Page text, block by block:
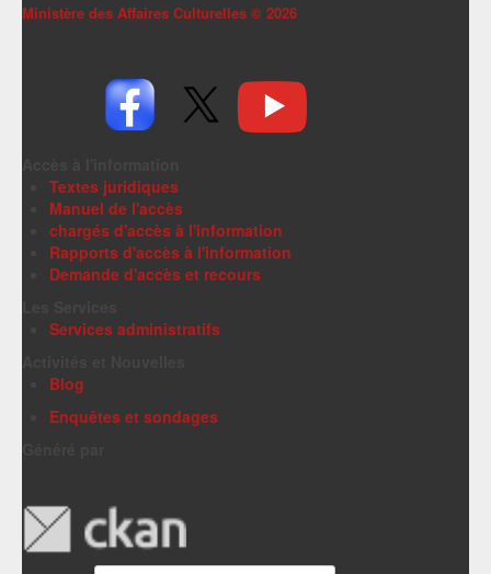
Ministère des Affaires Culturelles © 2026
Textes juridiques
Manuel de l'accès
chargés d'accès à l'information
Rapports d'accès à l'information
Demande d'accès et recours
Services administratifs
Blog
Enquêtes et sondages